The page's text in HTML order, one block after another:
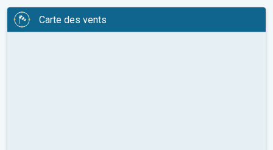
Carte des vents